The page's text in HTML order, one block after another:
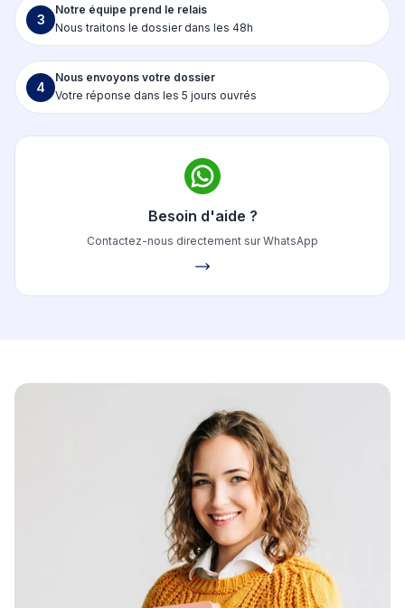
3
Notre équipe prend le relais
Nous traitons le dossier dans les 48h
4
Nous envoyons votre dossier
Votre réponse dans les 5 jours ouvrés
Besoin d'aide ?
Contactez-nous directement sur WhatsApp